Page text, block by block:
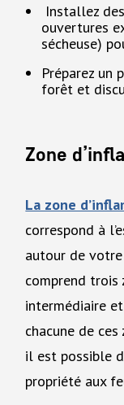
Installez
ouvertures
sécheuse)
Préparez un
forêt et
Zone
La zone
correspond à
autour de
comprend trois
intermédiaire
chacune de
il est possible
propriété aux